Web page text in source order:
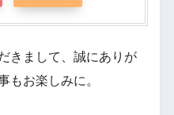
きまして、誠にありが
もお楽しみに。